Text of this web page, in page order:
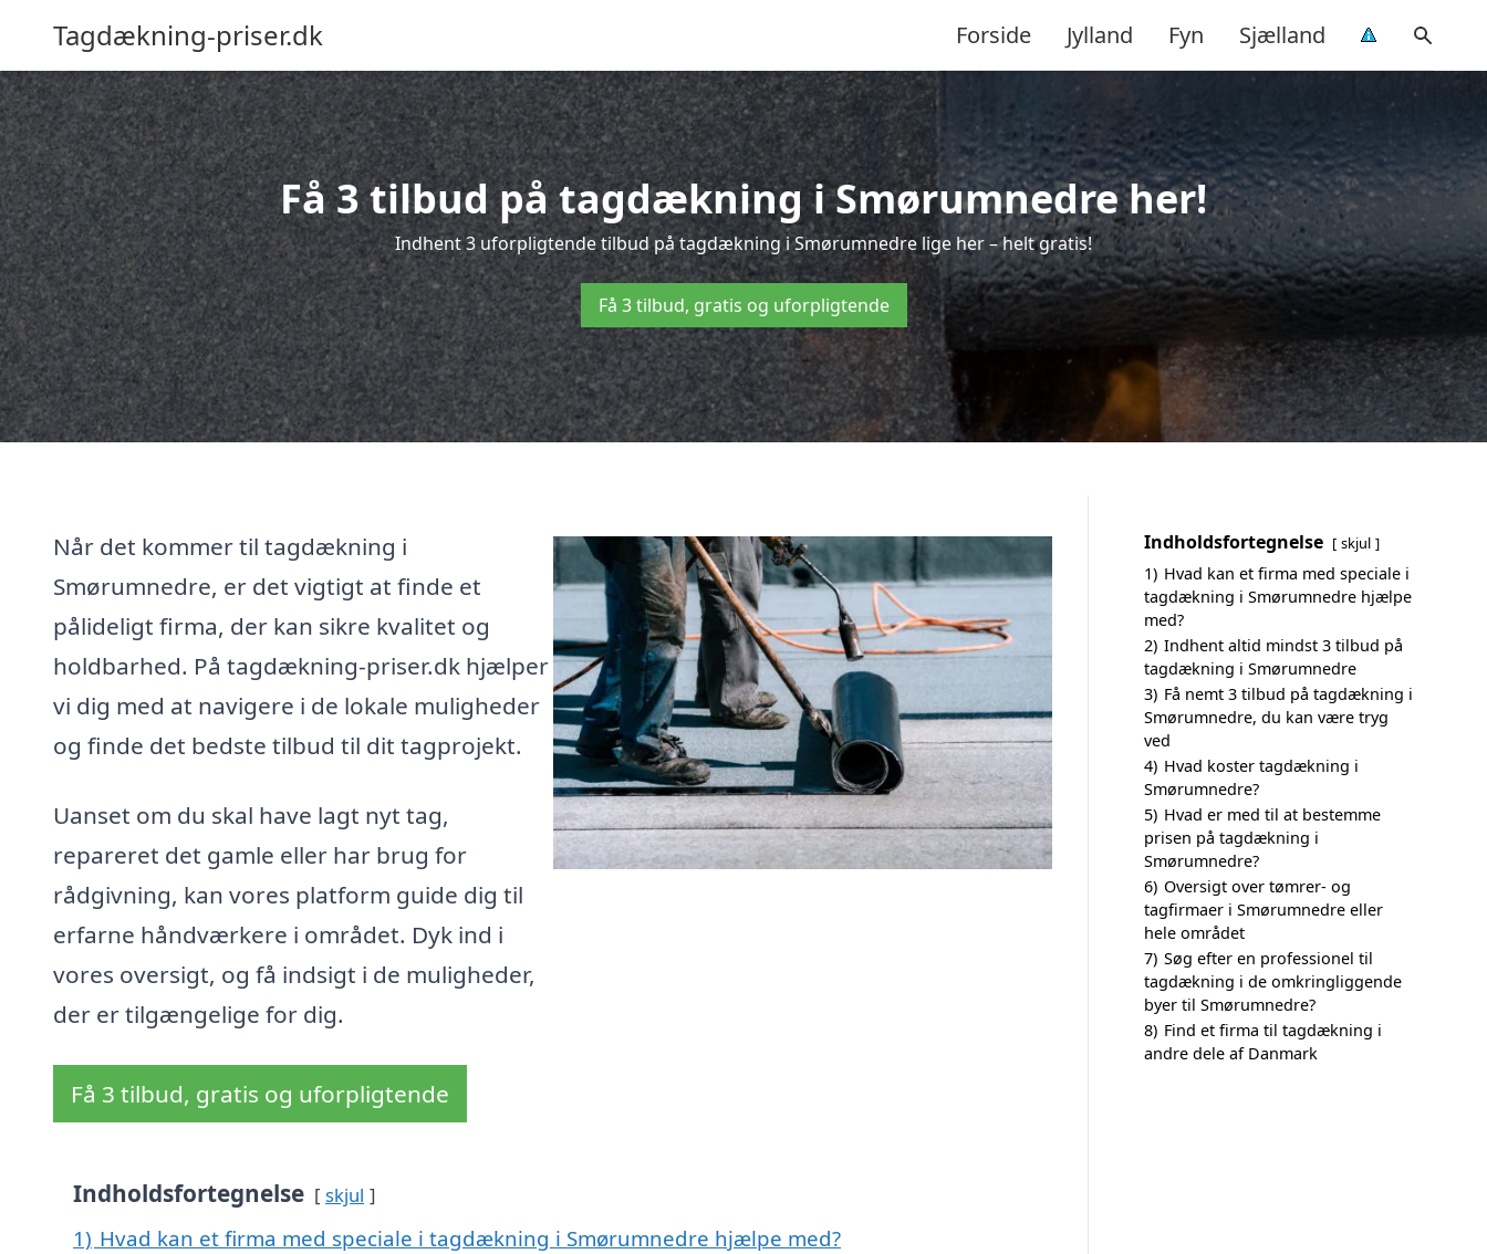
Tagdækning-priser.dk Forside Jylland Fyn Sjælland
Få 3 tilbud på tagdækning i Smørumnedre her!
Indhent 3 uforpligtende tilbud på tagdækning i Smørumnedre lige her – helt gratis!
Få 3 tilbud, gratis og uforpligtende
Når det kommer til tagdækning i
Smørumnedre, er det vigtigt at finde et
pålideligt firma, der kan sikre kvalitet og
holdbarhed. På tagdækning-priser.dk hjælper
vi dig med at navigere i de lokale muligheder
og finde det bedste tilbud til dit tagprojekt.
Uanset om du skal have lagt nyt tag,
repareret det gamle eller har brug for
rådgivning, kan vores platform guide dig til
erfarne håndværkere i området. Dyk ind i
vores oversigt, og få indsigt i de muligheder,
der er tilgængelige for dig.
Få 3 tilbud, gratis og uforpligtende
Indholdsfortegnelse skjul
1) Hvad kan et firma med speciale i tagdækning i Smørumnedre hjælpe med?
Indholdsfortegnelse skjul
1) Hvad kan et firma med speciale i
tagdækning i Smørumnedre hjælpe
med?
2) Indhent altid mindst 3 tilbud på
tagdækning i Smørumnedre
3) Få nemt 3 tilbud på tagdækning i
Smørumnedre, du kan være tryg
ved
4) Hvad koster tagdækning i
Smørumnedre?
5) Hvad er med til at bestemme
prisen på tagdækning i
Smørumnedre?
6) Oversigt over tømrer- og
tagfirmaer i Smørumnedre eller
hele området
7) Søg efter en professionel til
tagdækning i de omkringliggende
byer til Smørumnedre?
8) Find et firma til tagdækning i
andre dele af Danmark